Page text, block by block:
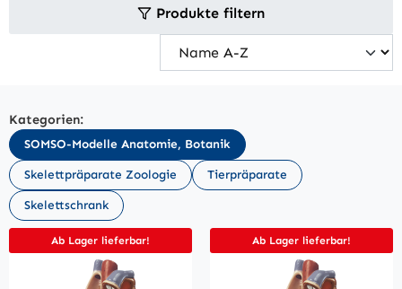
Produkte filtern
Kategorien:
SOMSO-Modelle Anatomie, Botanik
Skelettpräparate Zoologie
Tierpräparate
Skelettschrank
Ab Lager lieferbar! Ab Lager lieferbar!